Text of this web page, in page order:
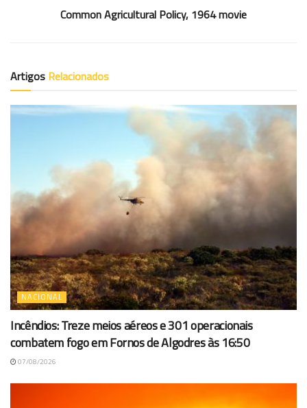
Common Agricultural Policy, 1964 movie
Artigos Relacionados
NACIONAL
Incêndios: Treze meios aéreos e 301 operacionais
combatem fogo em Fornos de Algodres às 16:50
07/08/2026